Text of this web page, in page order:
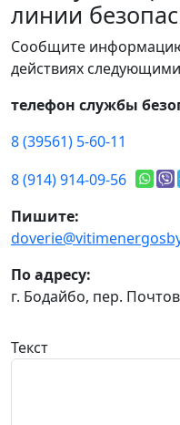
линии
Сообщите
действиях
телефон службы
8 (39561) 5-60-11
8 (914) 914-09-56
Пишите:
По адресу:
г. Бодайбо, пер.
Текст